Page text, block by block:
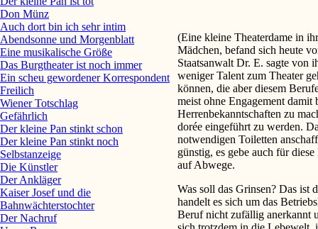
(Eine kleine Theaterdame in
Mädchen, befand sich heute
Staatsanwalt Dr. E. sagte von
weniger Talent zum Theater
können, die aber diesem
meist ohne Engagement damit
Herrenbekanntschaften zu
dorée eingeführt zu werden.
notwendigen Toiletten
günstig, es gebe auch für
auf Abwege.
Was soll das Grinsen? Das ist
handelt es sich um das
Beruf nicht zufällig anerkannt
Don Münz
Auch dort bin ich sehr intim
Abendsonne und Morgenblatt
Eine musikalische Größe
Das Burgtheater ist noch immer
Ein scheu gewordener Korrespondent
Freilich
Wiener Totschlag
Gefährlich
Der kleine Pan stinkt schon
Der kleine Pan stinkt noch
Selbstanzeige
Die Künstler
Der Ankläger
Kaiser Josef und die
Bahnwächterstochter
Der Nachruf